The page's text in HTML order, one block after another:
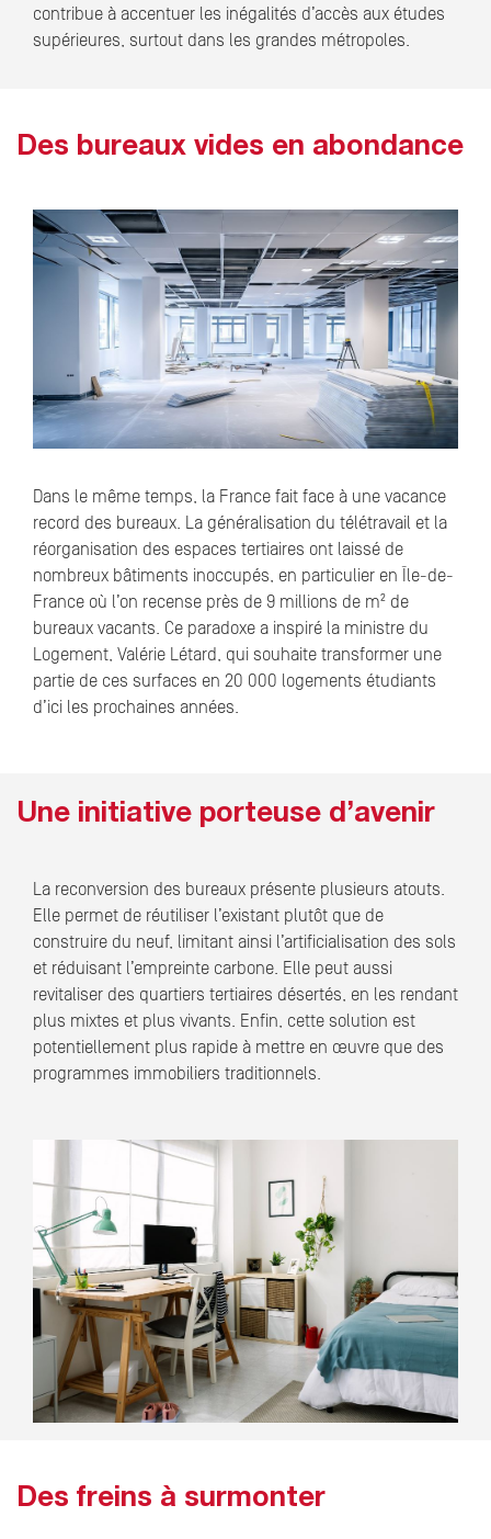
contribue à accentuer les inégalités d’accès aux études
supérieures, surtout dans les grandes métropoles.
Des bureaux vides en abondance
Dans le même temps, la France fait face à une vacance
record des bureaux. La généralisation du télétravail et la
réorganisation des espaces tertiaires ont laissé de
nombreux bâtiments inoccupés, en particulier en Île-de-
France où l’on recense près de 9 millions de m² de
bureaux vacants. Ce paradoxe a inspiré la ministre du
Logement, Valérie Létard, qui souhaite transformer une
partie de ces surfaces en 20 000 logements étudiants
d’ici les prochaines années.
Une initiative porteuse d’avenir
La reconversion des bureaux présente plusieurs atouts.
Elle permet de réutiliser l’existant plutôt que de
construire du neuf, limitant ainsi l’artificialisation des sols
et réduisant l’empreinte carbone. Elle peut aussi
revitaliser des quartiers tertiaires désertés, en les rendant
plus mixtes et plus vivants. Enfin, cette solution est
potentiellement plus rapide à mettre en œuvre que des
programmes immobiliers traditionnels.
Des freins à surmonter